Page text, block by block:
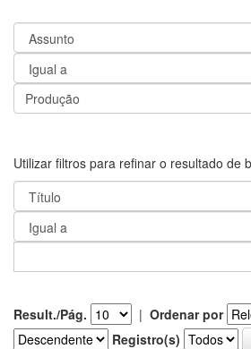
Utilizar filtros para refinar o resultado de
Result./Pág. | Ordenar por
Registro(s)